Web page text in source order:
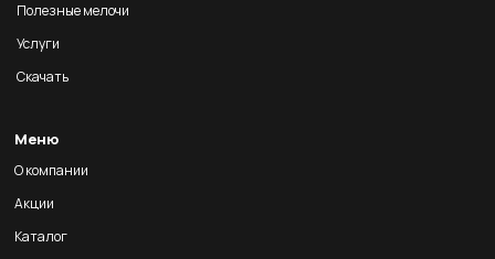
Полезные мелочи
Услуги
Скачать
Меню
О компании
Акции
Каталог